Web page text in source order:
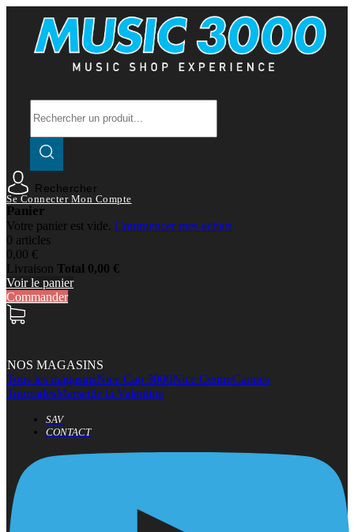
Rechercher
Se Connecter Mon Compte
Panier
Votre panier est vide. Commencer mes achats
0 articles
0,00 €
Livraison Total 0,00 €
Voir le panier
Commander
NOS MAGASINS
Tous les magasinsNice Cap 3000Nice CentreCannes
TourradesMarseille la Valentine
SAV
CONTACT